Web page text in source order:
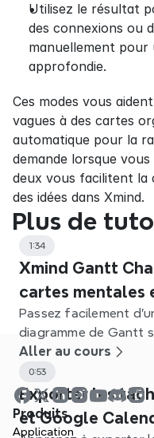
Utilisez le résultat
des connexions ou
manuellement pour
approfondie.
Ces modes vous
vagues à des cartes
automatique pour la
demande lorsque
deux vous facilitent la
des idées dans Xmind.
Plus de
1:34
Xmind Gantt
cartes mentales
Passez facilement
diagramme de Gantt
définir des
Xmind.
Aller au cours
0:53
Exporter les
et Google
Produits
Application